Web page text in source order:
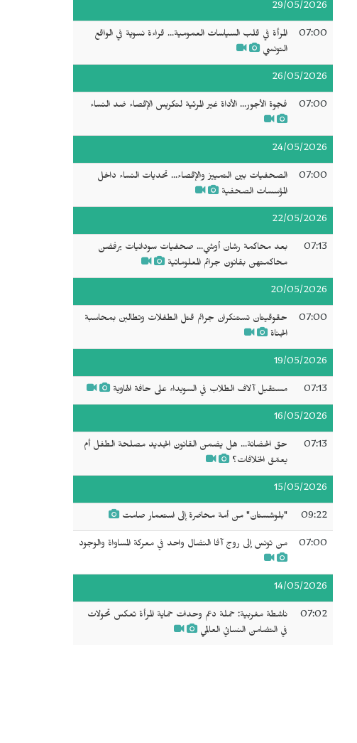
29/05/2026
07:00
المرأة في قلب السياسات العمومية... قراءة نسوية في الواقع
التونسي
26/05/2026
07:00 فجوة الأجور... الأداة غير المرئية لتكريس الإقصاء ضد النساء
24/05/2026
07:00
الصحفيات بين التمييز والإقصاء... تحديات النساء داخل
المؤسسات الصحفية
22/05/2026
07:13
بعد محاكمة رشان أوشي... صحفيات سودانيات يرفضن
محاكمتهن بقانون جرائم المعلوماتية
20/05/2026
07:00
حقوقيتان تستنكران جرائم قتل الطفلات وتطالبن بمحاسبة
الجناة
19/05/2026
07:13 مستقبل آلاف الطلاب في السويداء على حافة الهاوية
16/05/2026
07:13
حق الحضانة... هل يضمن القانون الجديد مصلحة الطفل أم
يعمّق الخلافات؟
15/05/2026
09:22 "بلوشستان" من أمة محاصَرة إلى استعمار صامت
07:00 من تونس إلى روج آفا النضال واحد في معركة المساواة والوجود
14/05/2026
07:02
ناشطة مغربية: حملة دعم وحدات حماية المرأة تعكس تحولات
في التضامن النسائي العالمي